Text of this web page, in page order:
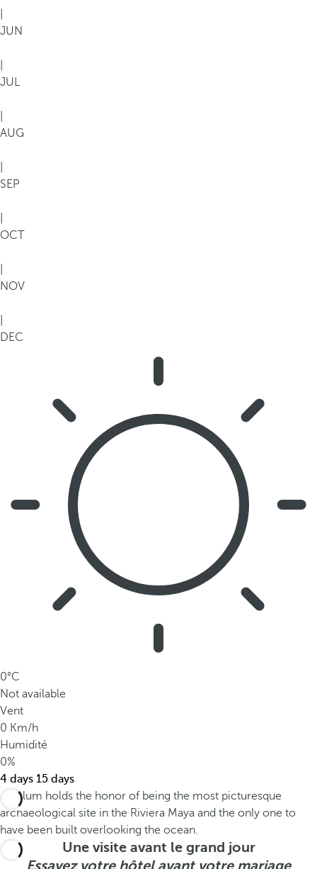
JUN
JUL
AUG
SEP
OCT
NOV
DEC
0°C
Not available
Vent
0 Km/h
Humidité
0%
4 days 15 days
Une visite avant le grand jour